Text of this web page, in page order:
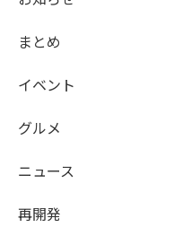
まとめ
イベント
グルメ
ニュース
再開発